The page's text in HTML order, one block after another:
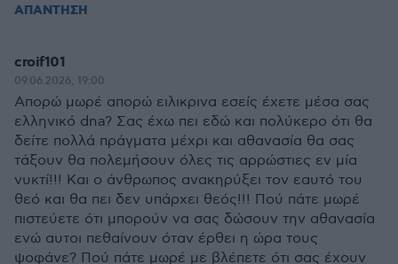
ΑΠΑΝΤΗΣΗ
croif101
09.06.2026, 19:00
Απορώ μωρέ απορώ ειλικρινα εσείς έχετε μέσα σας
ελληνικό dna? Σας έχω πει εδώ και πολύκερο ότι θα
δείτε πολλά πράγματα μέχρι και αθανασία θα σας
τάξουν θα πολεμήσουν όλες τις αρρώστιες εν μία
νυκτί!!! Και ο άνθρωπος ανακηρύξει τον εαυτό του
θεό και θα πει δεν υπάρχει θεός!!! Πού πάτε μωρέ
πιστεύετε ότι μπορούν να σας δώσουν την αθανασία
ενώ αυτοι πεθαίνουν όταν έρθει η ώρα τους
ψοφάνε? Πού πάτε μωρέ με βλέπετε ότι σας έχουν